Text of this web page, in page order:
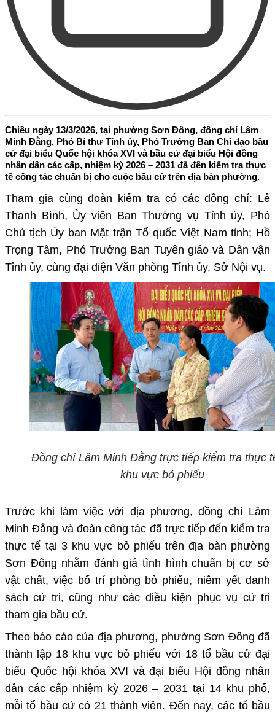
Chiều ngày 13/3/2026, tại phường Sơn Đông, đồng chí Lâm
Minh Đằng, Phó Bí thư Tỉnh ủy, Phó Trưởng Ban Chỉ đạo bầu
cử đại biểu Quốc hội khóa XVI và bầu cử đại biểu Hội đồng
nhân dân các cấp, nhiệm kỳ 2026 – 2031 đã đến kiểm tra thực
tế công tác chuẩn bị cho cuộc bầu cử trên địa bàn phường.
Tham gia cùng đoàn kiểm tra có các đồng chí: Lê
Thanh Bình, Ủy viên Ban Thường vụ Tỉnh ủy, Phó
Chủ tịch Ủy ban Mặt trận Tổ quốc Việt Nam tỉnh; Hồ
Trọng Tâm, Phó Trưởng Ban Tuyên giáo và Dân vận
Tỉnh ủy, cùng đại diện Văn phòng Tỉnh ủy, Sở Nội vụ.
Đồng chí Lâm Minh Đằng trực tiếp kiểm tra thực
khu vực bỏ phiếu
Trước khi làm việc với địa phương, đồng chí Lâm
Minh Đằng và đoàn công tác đã trực tiếp đến kiểm tra
thực tế tại 3 khu vực bỏ phiếu trên địa bàn phường
Sơn Đông nhằm đánh giá tình hình chuẩn bị cơ sở
vật chất, việc bố trí phòng bỏ phiếu, niêm yết danh
sách cử tri, cũng như các điều kiện phục vụ cử tri
tham gia bầu cử.
Theo báo cáo của địa phương, phường Sơn Đông đã
thành lập 18 khu vực bỏ phiếu với 18 tổ bầu cửđại
biểu Quốc hội khóa XVI và đại biểu Hội đồng nhân
dân các cấp nhiệm kỳ 2026 – 2031 tại 14 khu phố,
mỗi tổ bầu cử có 21 thành viên. Đến nay, các tổ bầu